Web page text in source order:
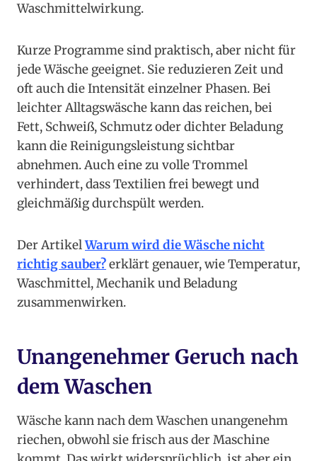
Waschmittelwirkung.
Kurze Programme sind praktisch, aber nicht für
jede Wäsche geeignet. Sie reduzieren Zeit und
oft auch die Intensität einzelner Phasen. Bei
leichter Alltagswäsche kann das reichen, bei
Fett, Schweiß, Schmutz oder dichter Beladung
kann die Reinigungsleistung sichtbar
abnehmen. Auch eine zu volle Trommel
verhindert, dass Textilien frei bewegt und
gleichmäßig durchspült werden.
Der ArtikelWarum wird die Wäsche nicht
richtig sauber?erklärt genauer, wie Temperatur,
Waschmittel, Mechanik und Beladung
zusammenwirken.
Unangenehmer Geruch nach
dem Waschen
Wäsche kann nach dem Waschen unangenehm
riechen, obwohl sie frisch aus der Maschine